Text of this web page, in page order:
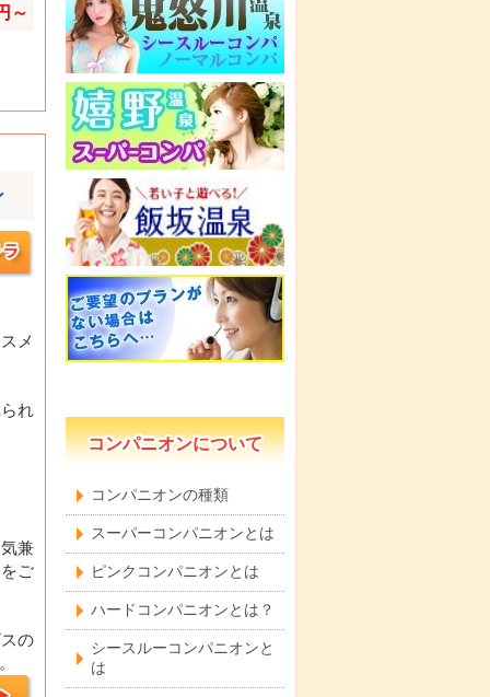
～
メ
れ
兼
ご
の
コンパニオンについて
コンパニオンの種類
スーパーコンパニオンとは
ピンクコンパニオンとは
ハードコンパニオンとは？
シースルーコンパニオンと
は